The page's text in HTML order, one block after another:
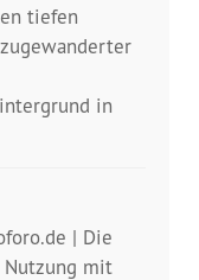
tiefen
in
| Die
mit